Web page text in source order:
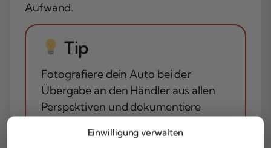
Einwilligung verwalten
Aufwand.
Tip
Fotografiere dein Auto bei der
Übergabe an den Händler aus allen
Perspektiven und dokumentiere
Übergabeprotokoll. So bist du bei